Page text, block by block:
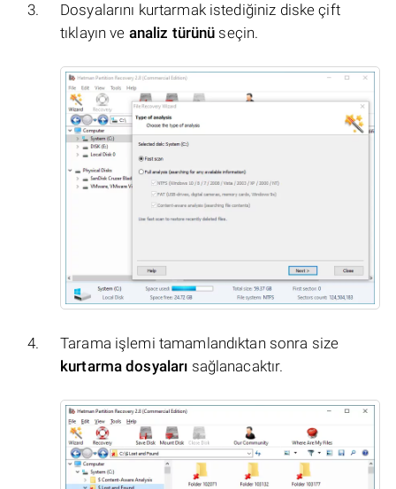
Dosyalarını kurtarmak istediğiniz diske çift
tıklayın ve analiz türünü seçin.
Tarama işlemi tamamlandıktan sonra size
kurtarma dosyaları sağlanacaktır.